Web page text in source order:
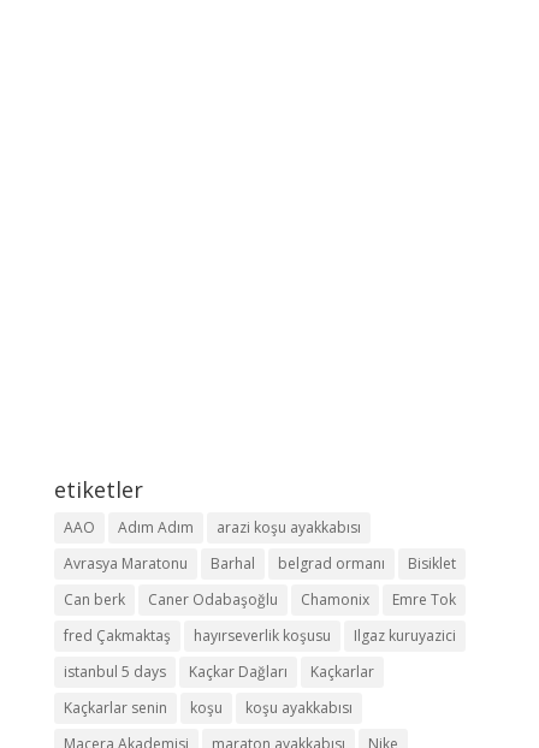
etiketler
AAO Adım Adım
arazi koşu ayakkabısı
Avrasya Maratonu
Barhal belgrad ormanı
Bisiklet
Can berk
Caner Odabaşoğlu Chamonix
Emre Tok
fred Çakmaktaş
hayırseverlik koşusu
Ilgaz kuruyazici
istanbul 5 days
Kaçkar Dağları
Kaçkarlar
Kaçkarlar senin
koşu
koşu ayakkabısı
Macera Akademisi
maraton ayakkabısı Nike